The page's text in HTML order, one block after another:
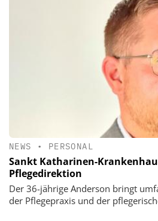
NEWS • PERSONAL
Sankt Katharinen-
Pflegedirektion
Der 36-jährige Anderson bringt
der Pflegepraxis und der